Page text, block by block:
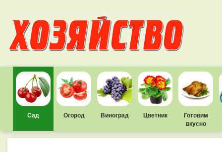
Сад Огород Виноград Цветник
Готовим
вкусно